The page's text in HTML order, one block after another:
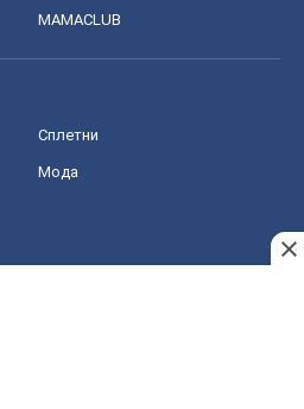
MAMACLUB
Сплетни
Мода